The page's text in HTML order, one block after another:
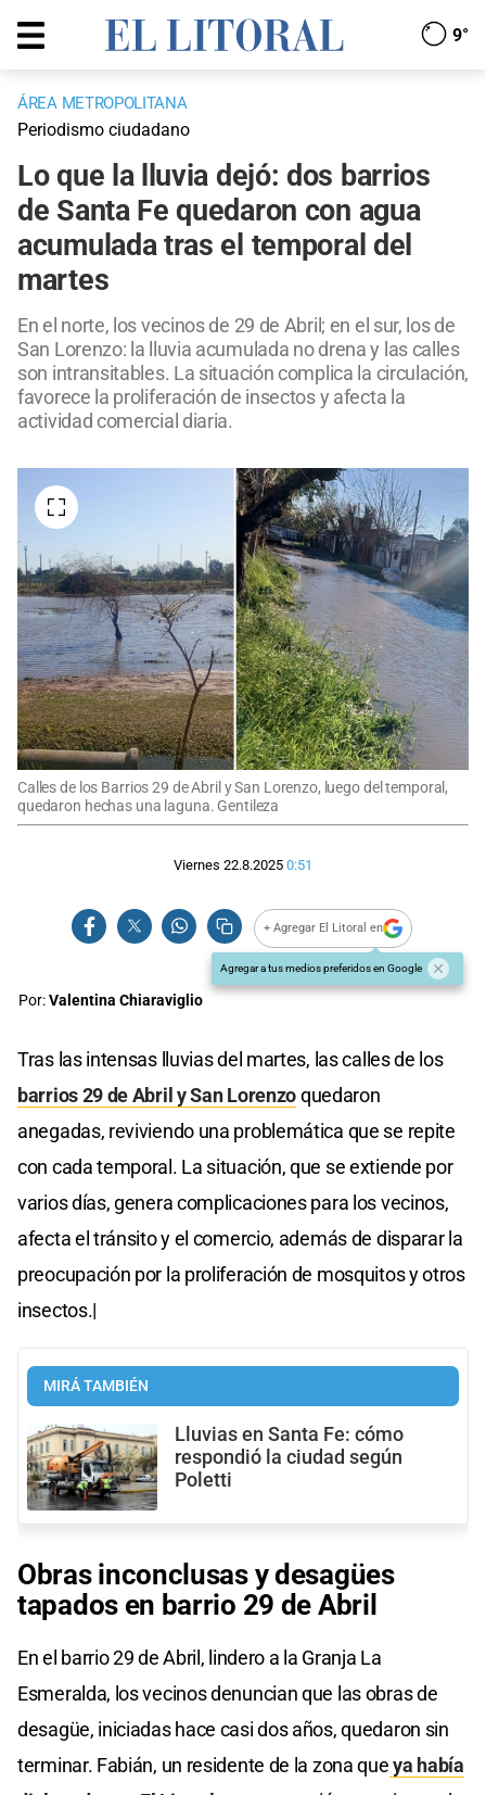
9°
ÁREA METROPOLITANA
Periodismo ciudadano
Lo que la lluvia dejó: dos barrios
de Santa Fe quedaron con agua
acumulada tras el temporal del
martes
En el norte, los vecinos de 29 de Abril; en el sur, los de
San Lorenzo: la lluvia acumulada no drena y las calles
son intransitables. La situación complica la circulación,
favorece la proliferación de insectos y afecta la
actividad comercial diaria.
Calles de los Barrios 29 de Abril y San Lorenzo, luego del temporal,
quedaron hechas una laguna. Gentileza
Viernes 22.8.2025 0:51
+ Agregar El Litoral en
Agregar a tus medios preferidos en Google
Por:Valentina Chiaraviglio
Tras las intensas lluvias del martes, las calles de los
barrios 29 de Abril y San Lorenzoquedaron
anegadas, reviviendo una problemática que se repite
con cada temporal. La situación, que se extiende por
varios días, genera complicaciones para los vecinos,
afecta el tránsito y el comercio, además de disparar la
preocupación por la proliferación de mosquitos y otros
insectos.|
MIRÁ TAMBIÉN
Lluvias en Santa Fe: cómo
respondió la ciudad según
Poletti
Obras inconclusas y desagües
tapados en barrio 29 de Abril
En el barrio 29 de Abril, lindero a la Granja La
Esmeralda, los vecinos denuncian que las obras de
desagüe, iniciadas hace casi dos años, quedaron sin
terminar. Fabián, un residente de la zona queya había